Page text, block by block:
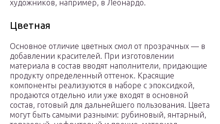
художников, например, в Леонардо.
Цветная
Основное отличие цветных смол от прозрачных — в
добавлении красителей. При изготовлении
материала в состав вводят наполнители, придающие
продукту определенный оттенок. Красящие
компоненты реализуются в наборе с эпоксидкой,
продаются отдельно или уже входят в основной
состав, готовый для дальнейшего пользования. Цвета
могут быть самыми разными: рубиновый, янтарный,